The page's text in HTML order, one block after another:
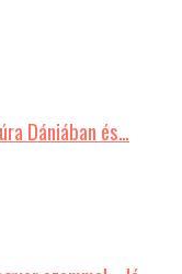
Dániában és…